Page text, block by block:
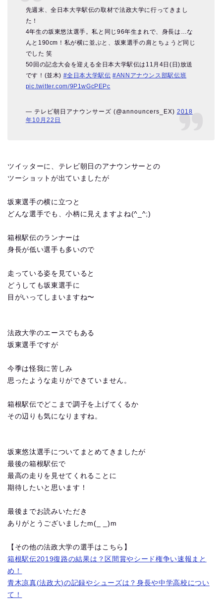
先週末、全日本大学駅伝の取材で法政大学に行ってきまし
た！
4年生の坂東悠汰選手。私と同じ96年生まれで、身長は…な
んと190cm！私が横に並ぶと、坂東選手の肩とちょうど同じ
でした 笑
50回の記念大会を迎える全日本大学駅伝は11月4日(日)放送
です！(並木) #全日本大学駅伝 #ANNアナウンス部駅伝班
pic.twitter.com/9P1wGcPEPc
— テレビ朝日アナウンサーズ (@announcers_EX) 2018
年10月22日
ツイッターに、テレビ朝日のアナウンサーとの
ツーショットが出ていましたが
坂東選手の横に立つと
どんな選手でも、小柄に見えますよね(^_^;)
箱根駅伝のランナーは
身長が低い選手も多いので
走っている姿を見ていると
どうしても坂東選手に
目がいってしまいますね〜
法政大学のエースでもある
坂東選手ですが
今季は怪我に苦しみ
思ったような走りができていません。
箱根駅伝でどこまで調子を上げてくるか
その辺りも気になりますね。
坂東悠汰選手についてまとめてきましたが
最後の箱根駅伝で
最高の走りを見せてくれることに
期待したいと思います！
最後までお読みいただき
ありがとうございましたm(_ _)m
【その他の法政大学の選手はこちら】
箱根駅伝2019復路の結果は？区間賞やシード権争い速報まと
め！
青木凉真(法政大)の記録やシューズは？身長や中学高校につい
て！